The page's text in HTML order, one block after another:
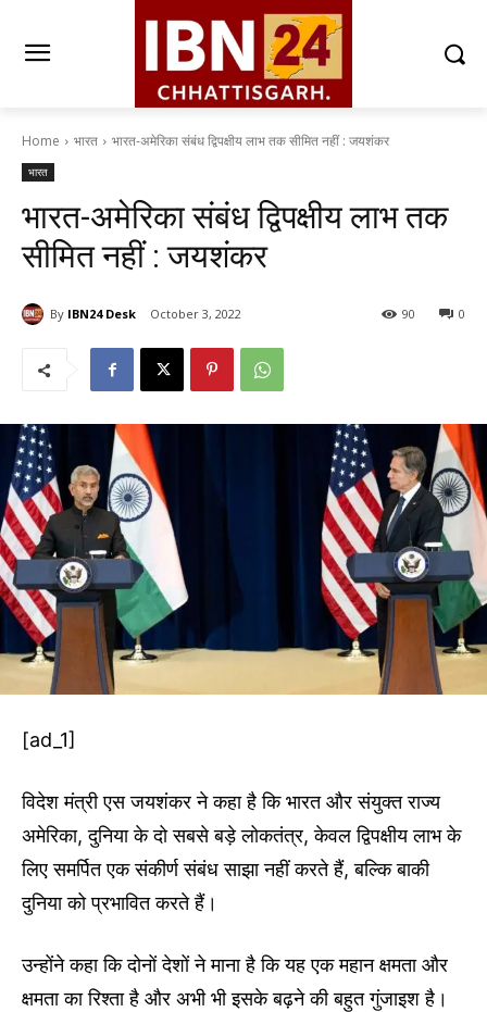
Home भारत भारत-अमेरिका संबंध द्विपक्षीय लाभ तक सीमित नहीं : जयशंकर
भारत
भारत-अमेरिका संबंध द्विपक्षीय लाभ तक
सीमित नहीं : जयशंकर
By IBN24 Desk October 3, 2022 0
90
[ad_1]
विदेश मंत्री एस जयशंकर ने कहा है कि भारत और संयुक्त राज्य
अमेरिका, दुनिया के दो सबसे बड़े लोकतंत्र, केवल द्विपक्षीय लाभ के
लिए समर्पित एक संकीर्ण संबंध साझा नहीं करते हैं, बल्कि बाकी
दुनिया को प्रभावित करते हैं।
उन्होंने कहा कि दोनों देशों ने माना है कि यह एक महान क्षमता और
क्षमता का रिश्ता है और अभी भी इसके बढ़ने की बहुत गुंजाइश है।